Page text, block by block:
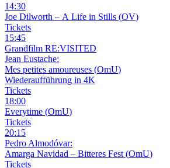
14:30
Joe Dilworth – A Life in Stills (OV)
Tickets
15:45
Grandfilm RE:VISITED
Jean Eustache:
Mes petites amoureuses (OmU)
Wiederaufführung in 4K
Tickets
18:00
Everytime (OmU)
Tickets
20:15
Pedro Almodóvar:
Amarga Navidad – Bitteres Fest (OmU)
Tickets